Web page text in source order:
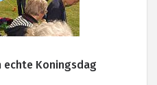
echte Koningsdag